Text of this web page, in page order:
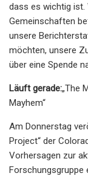
dass es wichtig
Gemeinschaften
unsere
möchten, unsere
über eine Spende
Läuft gerade:„The
Mayhem“
Am Donnerstag
Project“ der
Vorhersagen zur
Forschungsgruppe